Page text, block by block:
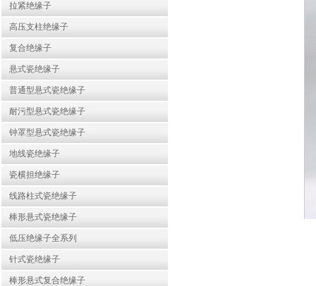
拉紧绝缘子
高压支柱绝缘子
复合绝缘子
悬式瓷绝缘子
普通型悬式瓷绝缘子
耐污型悬式瓷绝缘子
钟罩型悬式瓷绝缘子
地线瓷绝缘子
瓷横担绝缘子
线路柱式瓷绝缘子
棒形悬式瓷绝缘子
低压绝缘子全系列
针式瓷绝缘子
棒形悬式复合绝缘子